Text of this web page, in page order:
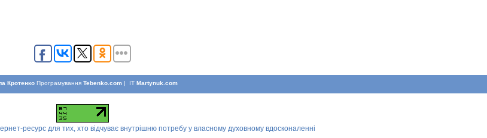
КротенкоПрограмування Tebenko.com| IT Martynuk.com
ресурс для тих, хто відчуває внутрішню потребу у власному духовному вдосконаленні